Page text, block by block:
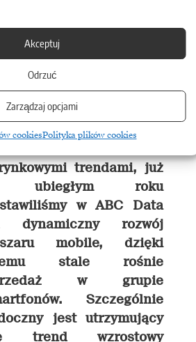
Akceptuj
Odrzuć
Zarządzaj opcjami
cookiesPolityka plików cookies
rosnącą
komponentów,
stacjonarnych
peryferyjnych.
trendami, już
ubiegłym roku
w ABC Data
dynamiczny rozwój
mobile, dzięki
stale rośnie
w grupie
Szczególnie
jest utrzymujący
trend wzrostowy